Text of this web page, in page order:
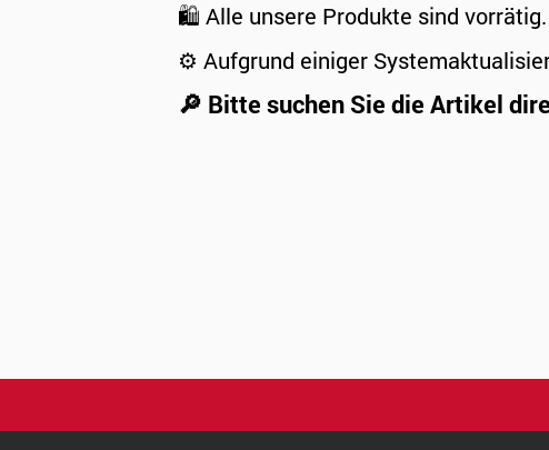
🛍️ Alle unsere Produkte sind vorrätig.
⚙️ Aufgrund einiger
🔎 Bitte suchen Sie die Artikel